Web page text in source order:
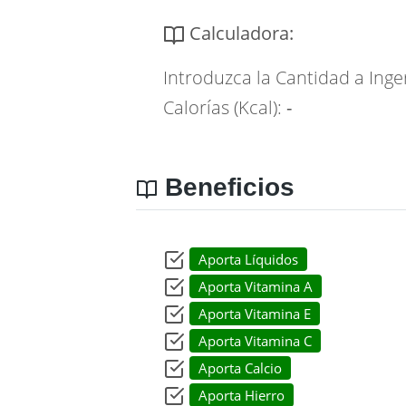
Calculadora:
Introduzca la Cantidad a
Calorías (Kcal): -
Beneficios
Aporta Líquidos
Aporta Vitamina A
Aporta Vitamina E
Aporta Vitamina C
Aporta Calcio
Aporta Hierro